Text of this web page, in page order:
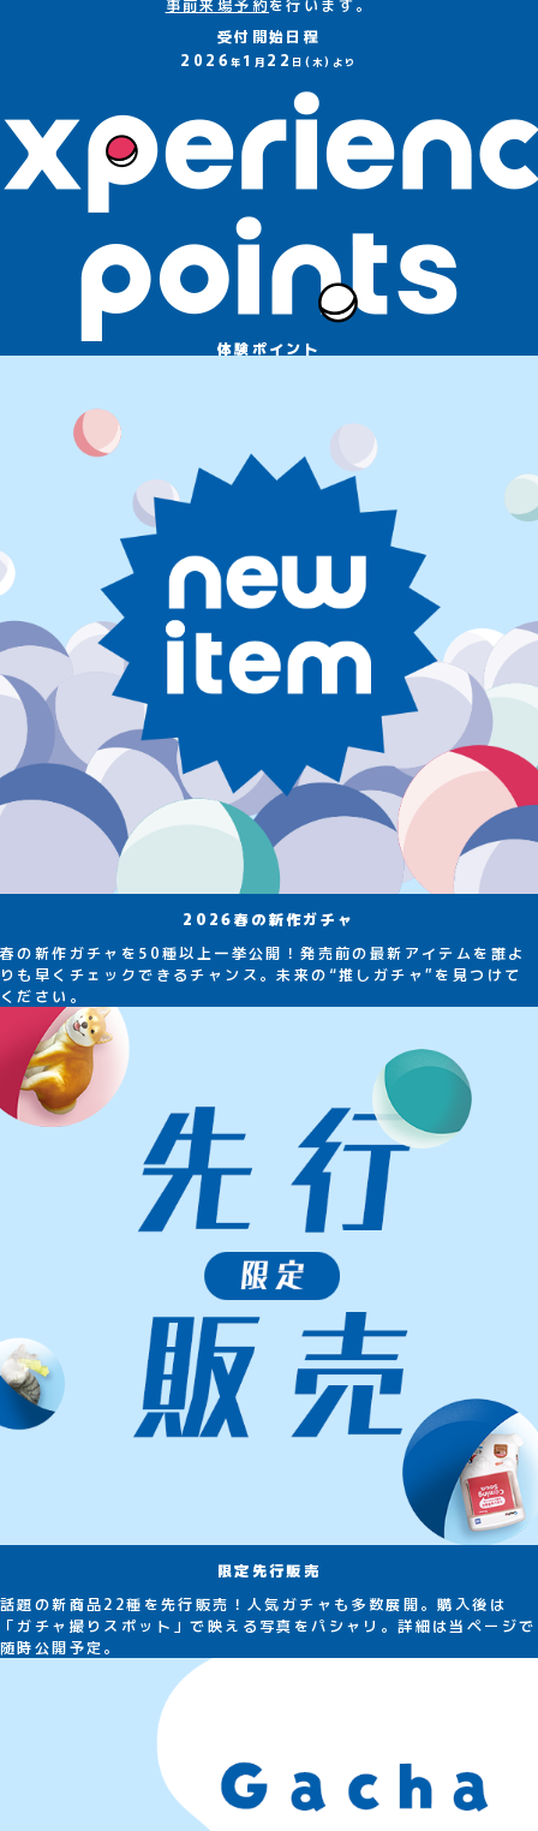
事前来場予約を行います。
受付開始日程
2026年 1 月 22 日(木)より
体験ポイント
2026春の新作ガチャ
春の新作ガチャを50種以上一挙公開！発売前の最新アイテムを誰よ
りも早くチェックできるチャンス。未来の“推しガチャ”を見つけて
ください。
限定先行販売
話題の新商品22種を先行販売！人気ガチャも多数展開。購入後は
「ガチャ撮りスポット」で映える写真をパシャリ。詳細は当ページで
随時公開予定。